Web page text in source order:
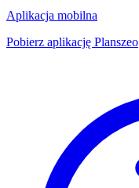
Aplikacja mobilna
Pobierz aplikację Planszeo